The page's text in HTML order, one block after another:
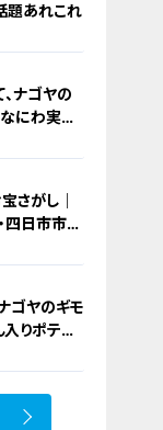
題あれこれ
ナゴヤの
なにわ実験
さがし｜
四日市市で
ゴヤのギモ
入りポテト